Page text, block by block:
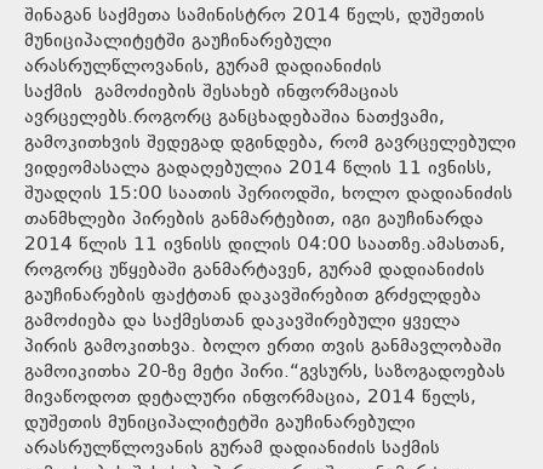
შინაგან საქმეთა სამინისტრო 2014 წელს, დუშეთის
მუნიციპალიტეტში გაუჩინარებული
არასრულწლოვანის, გურამ დადიანიძის
საქმის გამოძიების შესახებ ინფორმაციას
ავრცელებს.როგორც განცხადებაშია ნათქვამი,
გამოკითხვის შედეგად დგინდება, რომ გავრცელებული
ვიდეომასალა გადაღებულია 2014 წლის 11 ივნისს,
შუადღის 15:00 საათის პერიოდში, ხოლო დადიანიძის
თანმხლები პირების განმარტებით, იგი გაუჩინარდა
2014 წლის 11 ივნისს დილის 04:00 საათზე.ამასთან,
როგორც უწყებაში განმარტავენ, გურამ დადიანიძის
გაუჩინარების ფაქტთან დაკავშირებით გრძელდება
გამოძიება და საქმესთან დაკავშირებული ყველა
პირის გამოკითხვა. ბოლო ერთი თვის განმავლობაში
გამოიკითხა 20-ზე მეტი პირი.“გვსურს, საზოგადოებას
მივაწოდოთ დეტალური ინფორმაცია, 2014 წელს,
დუშეთის მუნიციპალიტეტში გაუჩინარებული
არასრულწლოვანის გურამ დადიანიძის საქმის